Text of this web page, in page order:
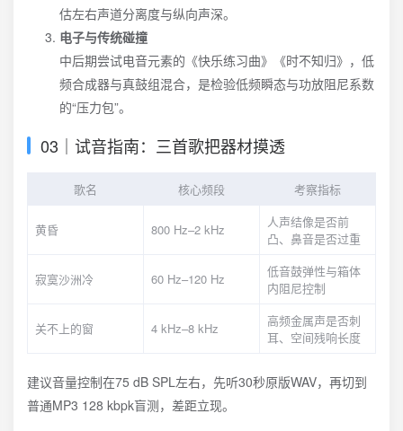
估左右声道分离度与纵向声深。
电子与传统碰撞
中后期尝试电音元素的《快乐练习曲》《时不知归》，低
频合成器与真鼓组混合，是检验低频瞬态与功放阻尼系数
的“压力包”。
03｜试音指南：三首歌把器材摸透
歌名 核心频段 考察指标
黄昏 800 Hz–2 kHz
人声结像是否前
凸、鼻音是否过重
寂寞沙洲冷 60 Hz–120 Hz
低音鼓弹性与箱体
内阻尼控制
关不上的窗 4 kHz–8 kHz
高频金属声是否刺
耳、空间残响长度
建议音量控制在75 dB SPL左右，先听30秒原版WAV，再切到
普通MP3 128 kbpk盲测，差距立现。